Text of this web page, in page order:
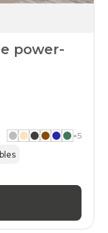
power-
+5